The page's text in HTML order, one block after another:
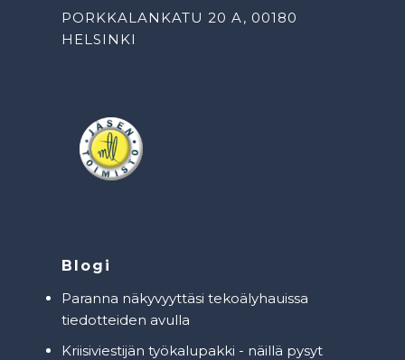
PORKKALANKATU 20 A, 00180
HELSINKI
Blogi
Paranna näkyvyyttäsi tekoälyhauissa
tiedotteiden avulla
Kriisiviestijän työkalupakki - näillä pysyt